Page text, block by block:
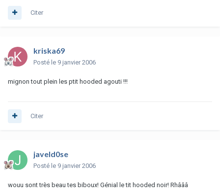
Citer
kriska69
Posté le 9 janvier 2006
mignon tout plein les ptit hooded agouti !!!
Citer
javeld0se
Posté le 9 janvier 2006
wouu sont très beau tes biboux! Génial le tit hooded noir! Rhâââ